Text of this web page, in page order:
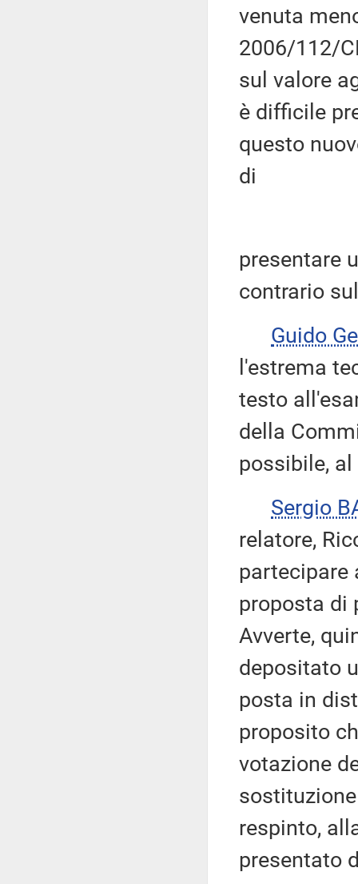
venuta
2006/112/
sul valore
è difficile
questo
di
presentare
contrario
Guido
l'estrema
testo
della
possibile,
Sergio
relatore,
partecipare
proposta di
Avverte,
depositato
posta in
proposito
votazione
respinto,
presentato